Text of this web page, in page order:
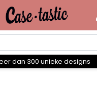
dan 300 unieke designs